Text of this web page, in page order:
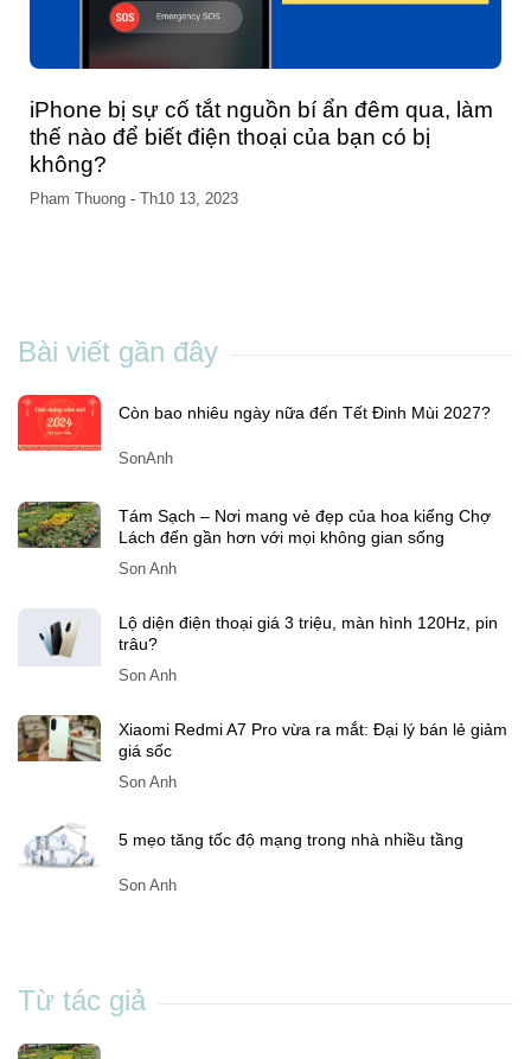
iPhone bị sự cố tắt nguồn bí ẩn đêm qua, làm
thế nào để biết điện thoại của bạn có bị
không?
Pham Thuong - Th10 13, 2023
Bài viết gần đây
Còn bao nhiêu ngày nữa đến Tết Đinh Mùi 2027?
SonAnh
Tám Sạch – Nơi mang vẻ đẹp của hoa kiểng Chợ
Lách đến gần hơn với mọi không gian sống
Son Anh
Lộ diện điện thoại giá 3 triệu, màn hình 120Hz, pin
trâu?
Son Anh
Xiaomi Redmi A7 Pro vừa ra mắt: Đại lý bán lẻ giảm
giá sốc
Son Anh
5 mẹo tăng tốc độ mạng trong nhà nhiều tầng
Son Anh
Từ tác giả